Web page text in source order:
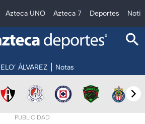
Azteca UNO Azteca 7 Deportes
ÁLVAREZ Notas
PUBLICIDAD